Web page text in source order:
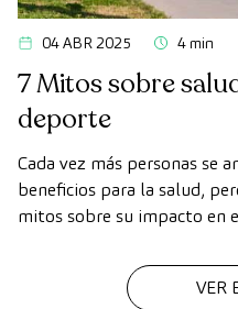
04 ABR 2025 4 min
7 Mitos sobre
deporte
Cada vez más personas se
beneficios para la salud,
mitos sobre su impacto en
practicar deporte de forma
cardiovascular.
VER